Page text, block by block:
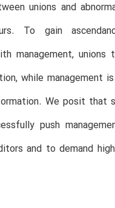
unions and
To gain
management,
while management
We posit that
push
and to demand